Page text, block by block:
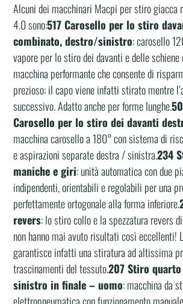
Alcuni dei macchinari Macpi per stiro giacca
4.0 sono:517 Carosello per lo stiro
combinato, destro/sinistro: carosello
vapore per lo stiro dei davanti e delle schiene
macchina performante che consente di
prezioso: il capo viene infatti stirato mentre
successivo. Adatto anche per forme lunghe.
Carosello per lo stiro dei davanti
macchina carosello a 180° con sistema di
e aspirazioni separate destra / sinistra.234
maniche e giri: unità automatica con due
indipendenti, orientabili e regolabili per una
perfettamente ortogonale alla forma inferiore.
revers: lo stiro collo e la spezzatura revers
non hanno mai avuto risultati così eccellenti!
garantisce infatti una stiratura ad altissima
trascinamenti del tessuto.207 Stiro
sinistro in finale – uomo: macchina da